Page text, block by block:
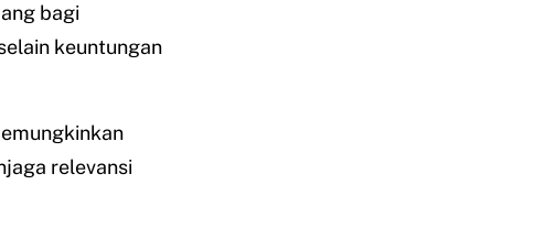
bagi
keuntungan
relevansi